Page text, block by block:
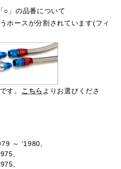
○」の品番について
ホースが分割されています(フィ
す。 こちらよりお選びくださ
～ '1980,